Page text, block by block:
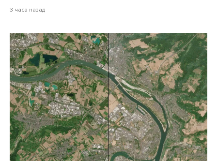
3 часа назад